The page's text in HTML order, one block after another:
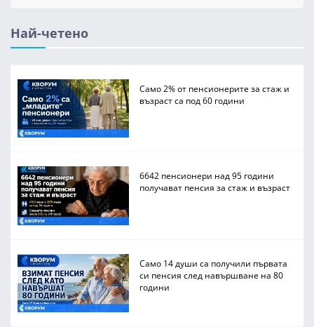
Най-четено
Само 2% от пенсионерите за стаж и
възраст са под 60 години
6642 пенсионери над 95 години
получават пенсия за стаж и възраст
Само 14 души са получили първата
си пенсия след навършване на 80
години